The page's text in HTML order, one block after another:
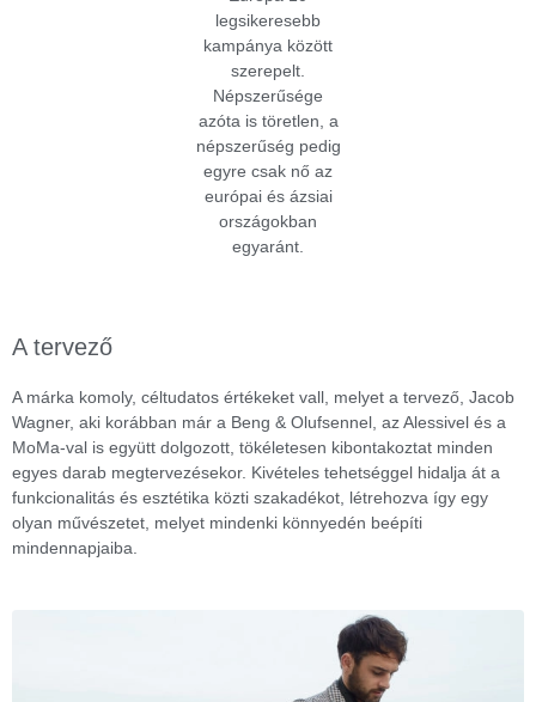
legsikeresebb
kampánya között
szerepelt.
Népszerűsége
azóta is töretlen, a
népszerűség pedig
egyre csak nő az
európai és ázsiai
országokban
egyaránt.
A tervező
A márka komoly, céltudatos értékeket vall, melyet a tervező, Jacob
Wagner, aki korábban már a Beng & Olufsennel, az Alessivel és a
MoMa-val is együtt dolgozott, tökéletesen kibontakoztat minden
egyes darab megtervezésekor. Kivételes tehetséggel hidalja át a
funkcionalitás és esztétika közti szakadékot, létrehozva így egy
olyan művészetet, melyet mindenki könnyedén beépíti
mindennapjaiba.